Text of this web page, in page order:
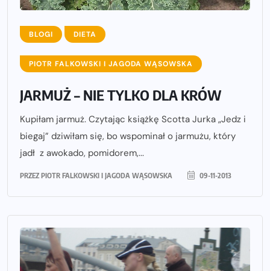
BLOGI DIETA
PIOTR FALKOWSKI I JAGODA WĄSOWSKA
JARMUŻ – NIE TYLKO DLA KRÓW
Kupiłam jarmuż. Czytając książkę Scotta Jurka „Jedz i
biegaj” dziwiłam się, bo wspominał o jarmużu, który
jadł z awokado, pomidorem,...
PRZEZ PIOTR FALKOWSKI I JAGODA WĄSOWSKA 09-11-2013